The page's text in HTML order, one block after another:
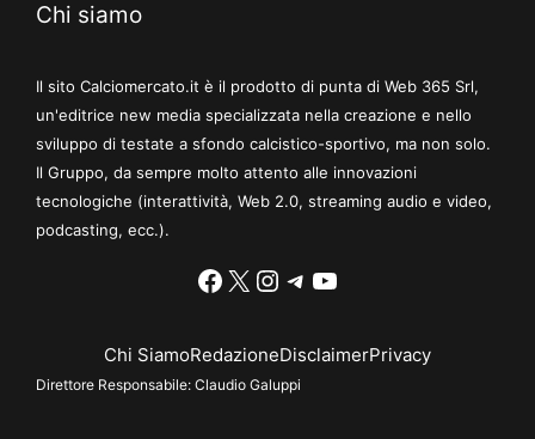
Chi siamo
Il sito Calciomercato.it è il prodotto di punta di Web 365 Srl,
un'editrice new media specializzata nella creazione e nello
sviluppo di testate a sfondo calcistico-sportivo, ma non solo.
Il Gruppo, da sempre molto attento alle innovazioni
tecnologiche (interattività, Web 2.0, streaming audio e video,
podcasting, ecc.).
Facebook
X Instagram
Telegram
YouTube
Chi SiamoRedazioneDisclaimerPrivacy
Direttore Responsabile: Claudio Galuppi